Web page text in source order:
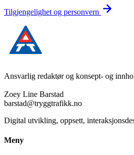
Tilgjengelighet og personvern
Ansvarlig redaktør og konsept- og
Zoey Line Barstad
barstad@tryggtrafikk.no
Digital utvikling, oppsett,
Meny